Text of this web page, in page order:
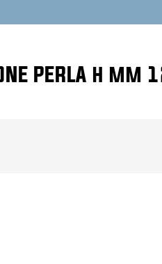
PERLA h mm